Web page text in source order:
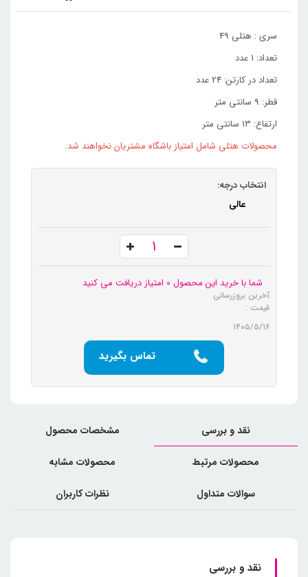
سری : هتلی 49
تعداد: 1 عدد
تعداد در کارتن: 24 عدد
قطر: 9 سانتی متر
ارتفاع: 13 سانتی متر
محصولات هتلی شامل امتیاز باشگاه مشتریان نخواهند شد.
انتخاب درجه:
عالی
شما با خرید این محصول 0 امتیاز دریافت می کنید
آخرین بروزرسانی
قیمت :
۱۴۰۵/۵/۱۶
تماس بگیرید
نقد و بررسی مشخصات محصول
محصولات مرتبط محصولات مشابه
سوالات متداول نظرات کاربران
نقد و بررسی